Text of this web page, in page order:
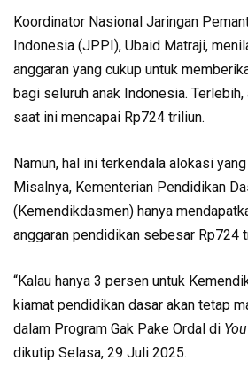
Koordinator Nasional Jaringan
Indonesia (JPPI), Ubaid Matraji,
anggaran yang cukup untuk
bagi seluruh anak Indonesia.
saat ini mencapai Rp724 triliun.
Namun, hal ini terkendala alokasi
Misalnya, Kementerian Pendidikan
(Kemendikdasmen) hanya
anggaran pendidikan sebesar Rp724
“Kalau hanya 3 persen untuk
kiamat pendidikan dasar akan tetap
dalam Program Gak Pake Ordal di
dikutip Selasa, 29 Juli 2025.